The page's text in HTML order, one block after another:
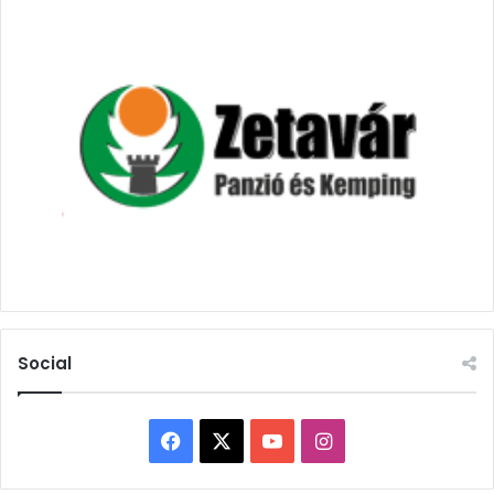
Social
Facebook YouTubeInstagram